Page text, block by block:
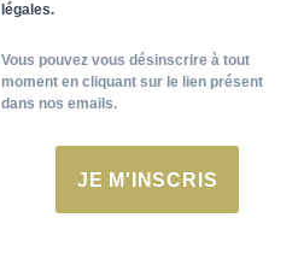
légales.
Vous pouvez vous désinscrire à tout
moment en cliquant sur le lien présent
dans nos emails.
JE M'INSCRIS